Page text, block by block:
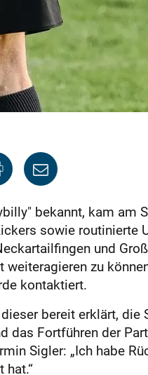
bekannt, kam am
sowie routinierte
und
zu
kontaktiert.
bereit erklärt, die
das Fortführen der
Sigler: „Ich habe
hat.“